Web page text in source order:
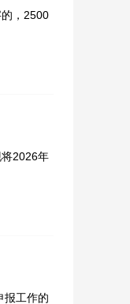
，2500
2026年
报工作的